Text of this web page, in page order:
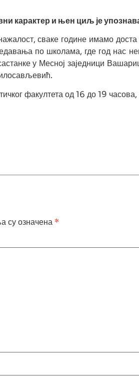
карактер и њен циљ је
сваке године имамо
по школама, где год нас
у Месној заједници
факултета од 16 до 19 часова,
су означена *